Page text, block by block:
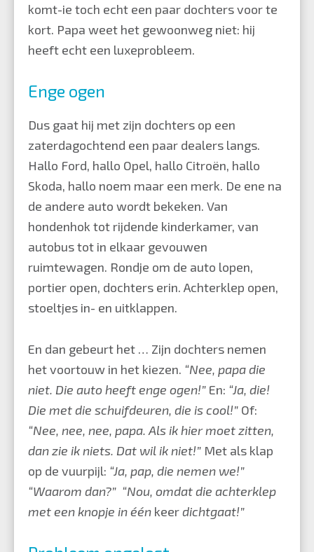
komt-ie toch echt een paar dochters voor te
kort. Papa weet het gewoonweg niet: hij
heeft echt een luxeprobleem.
Enge ogen
Dus gaat hij met zijn dochters op een
zaterdagochtend een paar dealers langs.
Hallo Ford, hallo Opel, hallo Citroën, hallo
Skoda, hallo noem maar een merk. De ene na
de andere auto wordt bekeken. Van
hondenhok tot rijdende kinderkamer, van
autobus tot in elkaar gevouwen
ruimtewagen. Rondje om de auto lopen,
portier open, dochters erin. Achterklep open,
stoeltjes in- en uitklappen.
En dan gebeurt het … Zijn dochters nemen
het voortouw in het kiezen. “Nee, papa die
niet. Die auto heeft enge ogen!” En: “Ja, die!
Die met die schuifdeuren, die is cool!” Of:
“Nee, nee, nee, papa. Als ik hier moet zitten,
dan zie ik niets. Dat wil ik niet!” Met als klap
op de vuurpijl: “Ja, pap, die nemen we!”
“Waarom dan?” “Nou, omdat die achterklep
met een knopje in één keerdichtgaat!”